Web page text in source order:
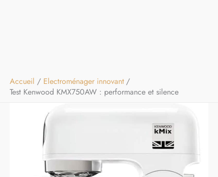
Accueil
Electroménager innovant
Test Kenwood KMX750AW : performance et silence